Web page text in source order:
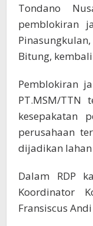
Tondano
pemblokiran
Bitung,
Pemblokiran
PT.MSM/TTN
kesepakatan
perusahaan
dijadikan
Dalam RDP
Koordinator
Fransiscus